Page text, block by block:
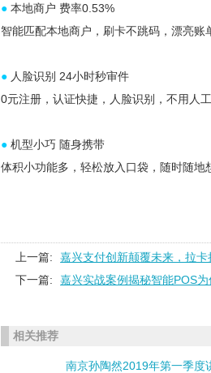
● 本地商户 费率0.53%
智能匹配本地商户，刷卡不跳码，漂亮账
● 人脸识别 24小时秒审件
0元注册，认证快捷，人脸识别，不用人
● 机型小巧 随身携带
体积小功能多，轻松放入口袋，随时随地
上一篇:
嘉兴支付创新颠覆未来，拉
下一篇:
嘉兴实战案例揭秘智能POS为
相关推荐
南京孙陶然2019年第一季度